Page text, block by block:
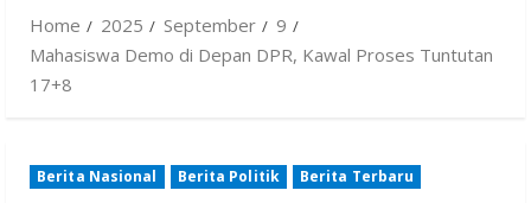
Home 2025 September
9
Mahasiswa Demo di Depan DPR, Kawal Proses Tuntutan
17+8
Berita Nasional Berita Politik Berita Terbaru